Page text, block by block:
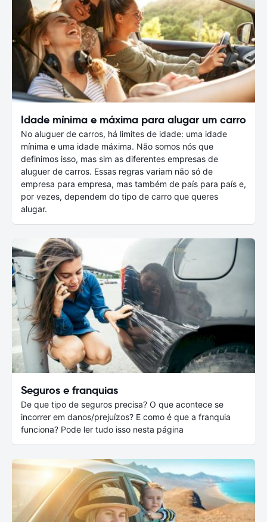
Idade mínima e máxima para alugar um carro
No aluguer de carros, há limites de idade: uma idade
mínima e uma idade máxima. Não somos nós que
definimos isso, mas sim as diferentes empresas de
aluguer de carros. Essas regras variam não só de
empresa para empresa, mas também de país para país e,
por vezes, dependem do tipo de carro que queres
alugar.
Seguros e franquias
De que tipo de seguros precisa? O que acontece se
incorrer em danos/prejuízos? E como é que a franquia
funciona? Pode ler tudo isso nesta página